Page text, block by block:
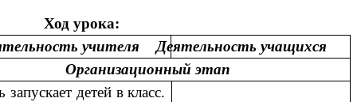
Ход урока:
учителя
Деятельность учащихся
Организационный этап
запускает детей в класс.